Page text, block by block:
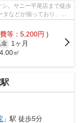
シ。サニー平尾店まで徒歩
タなどが揃っており、と
等：5,200円 )
金
1ヶ月
㎡
」駅 徒歩5分